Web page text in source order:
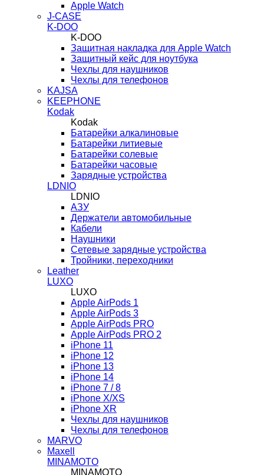
Apple Watch
J-CASE
K-DOO
K-DOO
Защитная накладка для Apple Watch
Защитный кейс для ноутбука
Чехлы для наушников
Чехлы для телефонов
KAJSA
KEEPHONE
Kodak
Kodak
Батарейки алкалиновые
Батарейки литиевые
Батарейки солевые
Батарейки часовые
Зарядные устройства
LDNIO
LDNIO
АЗУ
Держатели автомобильные
Кабели
Наушники
Сетевые зарядные устройства
Тройники, переходники
Leather
LUXO
LUXO
Apple AirPods 1
Apple AirPods 3
Apple AirPods PRO
Apple AirPods PRO 2
iPhone 11
iPhone 12
iPhone 13
iPhone 14
iPhone 7 / 8
iPhone X/XS
iPhone XR
Чехлы для наушников
Чехлы для телефонов
MARVO
Maxell
MINAMOTO
MINAMOTO